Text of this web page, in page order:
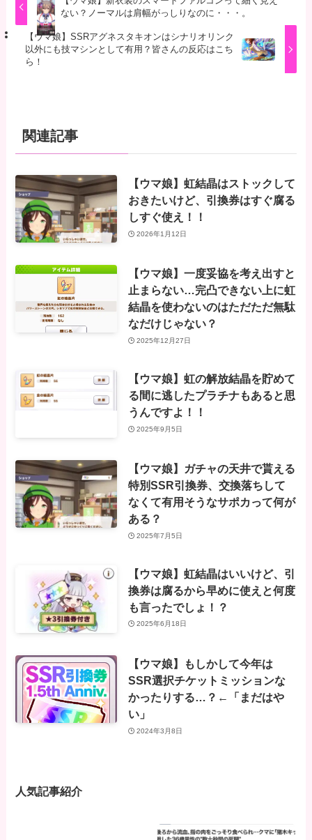
ない？ノーマルは肩幅がっしりなのに・・・。
【ウマ娘】SSRアグネスタキオンはシナリオリンク
以外にも技マシンとして有用？皆さんの反応はこち
ら！
関連記事
【ウマ娘】虹結晶はストックして
おきたいけど、引換券はすぐ腐る
しすぐ使え！！
2026年1月12日
【ウマ娘】一度妥協を考え出すと
止まらない…完凸できない上に虹
結晶を使わないのはただただ無駄
なだけじゃない？
2025年12月27日
【ウマ娘】虹の解放結晶を貯めて
る間に逃したプラチナもあると思
うんですよ！！
2025年9月5日
【ウマ娘】ガチャの天井で貰える
特別SSR引換券、交換落ちして
なくて有用そうなサポカって何が
ある？
2025年7月5日
【ウマ娘】虹結晶はいいけど、引
換券は腐るから早めに使えと何度
も言ったでしょ！？
2025年6月18日
【ウマ娘】もしかして今年は
SSR選択チケットミッションな
かったりする…？←「まだはや
い」
2024年3月8日
人気記事紹介